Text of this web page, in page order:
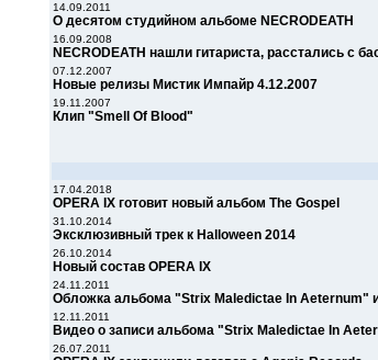
14.09.2011
О десятом студийном альбоме NECRODEATH
16.09.2008
NECRODEATH нашли гитариста, расстались с
07.12.2007
Новые релизы Мистик Импайр 4.12.2007
19.11.2007
Клип "Smell Of Blood"
17.04.2018
OPERA IX готовит новый альбом The Gospel
31.10.2014
Эксклюзивный трек к Halloween 2014
26.10.2014
Новый состав OPERA IX
24.11.2011
Обложка альбома "Strix Maledictae In Aeternum"
12.11.2011
Видео о записи альбома "Strix Maledictae In
26.07.2011